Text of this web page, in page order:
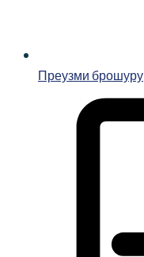
Преузми брошуру